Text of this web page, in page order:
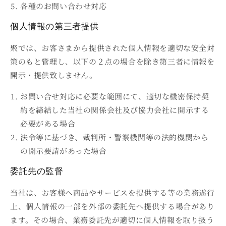
各種のお問い合わせ対応
個人情報の第三者提供
聚では、お客さまから提供された個人情報を適切な安全対
策のもと管理し、以下の２点の場合を除き第三者に情報を
開示・提供致しません。
お問い合せ対応に必要な範囲にて、適切な機密保持契
約を締結した当社の関係会社及び協力会社に開示する
必要がある場合
法令等に基づき、裁判所・警察機関等の法的機関から
の開示要請があった場合
委託先の監督
当社は、お客様へ商品やサービスを提供する等の業務遂行
上、個人情報の一部を外部の委託先へ提供する場合があり
ます。その場合、業務委託先が適切に個人情報を取り扱う